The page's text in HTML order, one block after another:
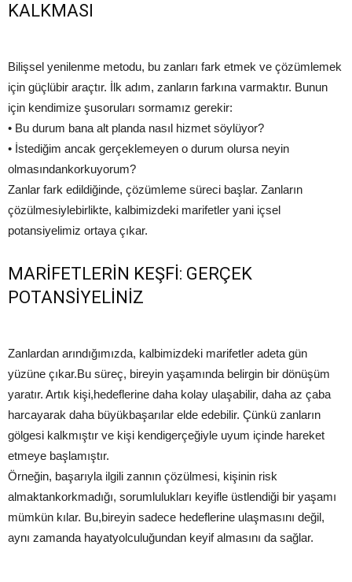
KALKMASI
Bilişsel yenilenme metodu, bu zanları fark etmek ve çözümlemek
için güçlübir araçtır. İlk adım, zanların farkına varmaktır. Bunun
için kendimize şusoruları sormamız gerekir:
• Bu durum bana alt planda nasıl hizmet söylüyor?
• İstediğim ancak gerçeklemeyen o durum olursa neyin
olmasındankorkuyorum?
Zanlar fark edildiğinde, çözümleme süreci başlar. Zanların
çözülmesiylebirlikte, kalbimizdeki marifetler yani içsel
potansiyelimiz ortaya çıkar.
MARİFETLERİN KEŞFİ: GERÇEK
POTANSİYELİNİZ
Zanlardan arındığımızda, kalbimizdeki marifetler adeta gün
yüzüne çıkar.Bu süreç, bireyin yaşamında belirgin bir dönüşüm
yaratır. Artık kişi,hedeflerine daha kolay ulaşabilir, daha az çaba
harcayarak daha büyükbaşarılar elde edebilir. Çünkü zanların
gölgesi kalkmıştır ve kişi kendigerçeğiyle uyum içinde hareket
etmeye başlamıştır.
Örneğin, başarıyla ilgili zannın çözülmesi, kişinin risk
almaktankorkmadığı, sorumlulukları keyifle üstlendiği bir yaşamı
mümkün kılar. Bu,bireyin sadece hedeflerine ulaşmasını değil,
aynı zamanda hayatyolculuğundan keyif almasını da sağlar.